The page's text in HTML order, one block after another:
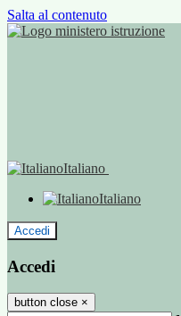
Salta al contenuto
Italiano
Italiano
Accedi
Accedi
button close ×